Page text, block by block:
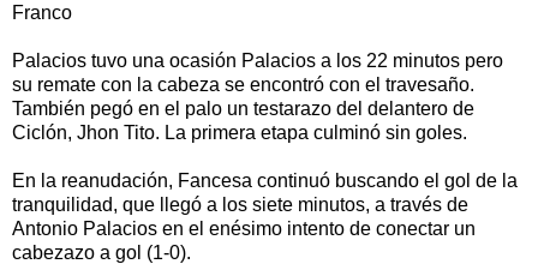
Franco
Palacios tuvo una ocasión Palacios a los 22 minutos pero
su remate con la cabeza se encontró con el travesaño.
También pegó en el palo un testarazo del delantero de
Ciclón, Jhon Tito. La primera etapa culminó sin goles.
En la reanudación, Fancesa continuó buscando el gol de la
tranquilidad, que llegó a los siete minutos, a través de
Antonio Palacios en el enésimo intento de conectar un
cabezazo a gol (1-0).